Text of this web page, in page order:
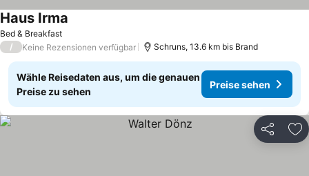
Bed & Breakfast
Haus Irma
/ Keine Rezensionen verfügbar Schruns, 13.6 km bis Brand
Wähle Reisedaten aus, um die genauen
Preise zu sehen
Preise sehen
Teilen